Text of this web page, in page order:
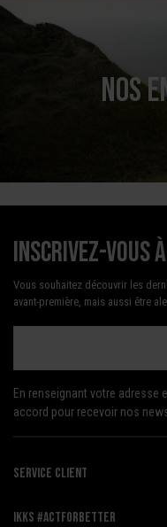
NOS
Inscrivez-vous
Vous souhaitez découvrir les
avant-première, mais aussi être
En renseignant votre
accord pour recevoir nos
SERVICE CLIENT
IKKS #ACTFORBETTER